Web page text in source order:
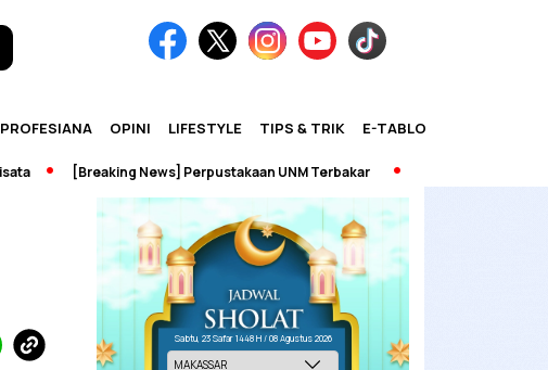
PROFESIANA OPINI LIFESTYLE TIPS & TRIK E-TABLOID
[Breaking News] Perpustakaan UNM Terbakar
Sabtu, 23 Safar 1448 H / 08 Agustus 2026